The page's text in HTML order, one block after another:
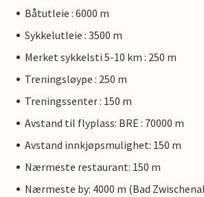
Båtutleie : 6000 m
Sykkelutleie : 3500 m
Merket sykkelsti 5-10 km : 250 m
Treningsløype : 250 m
Treningssenter : 150 m
Avstand til flyplass: BRE : 70000 m
Avstand innkjøpsmulighet: 150 m
Nærmeste restaurant: 150 m
Nærmeste by: 4000 m (Bad